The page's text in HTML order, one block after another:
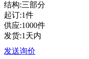
结构:三部分
起订:1件
供应:1000件
发货:1天内
发送询价